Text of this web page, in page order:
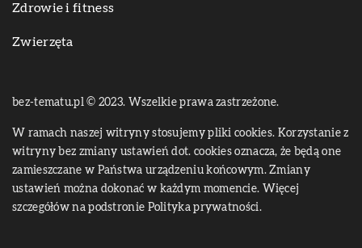
Zdrowie i fitness
Zwierzęta
bez-tematu.pl © 2023. Wszelkie prawa zastrzeżone.
W ramach naszej witryny stosujemy pliki cookies. Korzystanie z
witryny bez zmiany ustawień dot. cookies oznacza, że będą one
zamieszczane w Państwa urządzeniu końcowym. Zmiany
ustawień można dokonać w każdym momencie. Więcej
szczegółów na podstronie Polityka prywatności.